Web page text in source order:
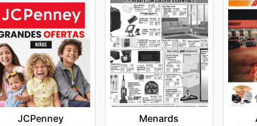
JCPenney Menards